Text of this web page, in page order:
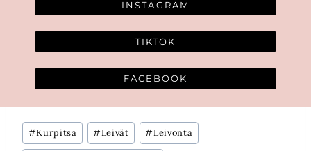
INSTAGRAM
TIKTOK
FACEBOOK
Avainsanat:
#Kurpitsa #Leivät #Leivonta